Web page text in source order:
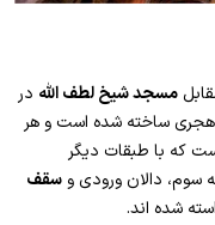
مسجد شیخ لطف الله در
اصفهان قرار دارد. این بنای ۶ طبقه در سال ۱۱ هجری ساخته شده است و هر
که با طبقات دیگر
سوم، دالان ورودی و سقف
شده اند.